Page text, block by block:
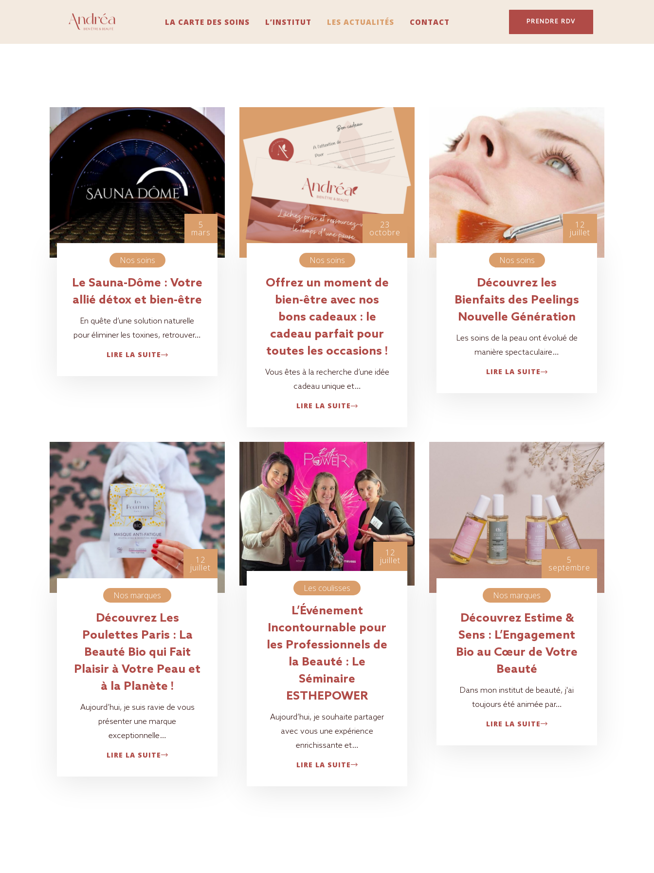
LA CARTE DES SOINS L’INSTITUT LES ACTUALITÉS CONTACT PRENDRE RDV
5
mars
Nos soins
Le Sauna-Dôme : Votre
allié détox et bien-être
En quête d’une solution naturelle
pour éliminer les toxines, retrouver…
LIRE LA SUITE
23
octobre
Nos soins
Offrez un moment de
bien-être avec nos
bons cadeaux : le
cadeau parfait pour
toutes les occasions !
Vous êtes à la recherche d’une idée
cadeau unique et…
LIRE LA SUITE
12
juillet
Nos soins
Découvrez les
Bienfaits des Peelings
Nouvelle Génération
Les soins de la peau ont évolué de
manière spectaculaire…
LIRE LA SUITE
12
juillet
Nos marques
Découvrez Les
Poulettes Paris : La
Beauté Bio qui Fait
Plaisir à Votre Peau et
à la Planète !
Aujourd’hui, je suis ravie de vous
présenter une marque
exceptionnelle…
LIRE LA SUITE
12
juillet
Les coulisses
L’Événement
Incontournable pour
les Professionnels de
la Beauté : Le
Séminaire
ESTHEPOWER
Aujourd’hui, je souhaite partager
avec vous une expérience
enrichissante et…
LIRE LA SUITE
5
septembre
Nos marques
Découvrez Estime &
Sens : L’Engagement
Bio au Cœur de Votre
Beauté
Dans mon institut de beauté, j'ai
toujours été animée par…
LIRE LA SUITE